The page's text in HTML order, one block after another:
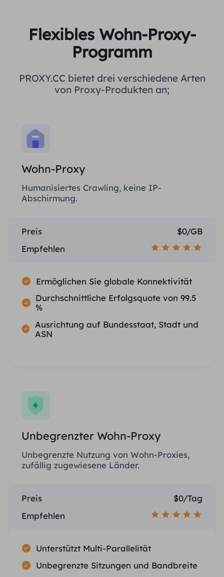
Flexibles Wohn-Proxy-
Programm
PROXY.CC bietet drei verschiedene Arten
von Proxy-Produkten an;
Wohn-Proxy
Humanisiertes Crawling, keine IP-
Abschirmung.
Preis
$0/GB
Empfehlen
Ermöglichen Sie globale Konnektivität
Durchschnittliche Erfolgsquote von 99.5
%
Ausrichtung auf Bundesstaat, Stadt und
ASN
Unbegrenzter Wohn-Proxy
Unbegrenzte Nutzung von Wohn-Proxies,
zufällig zugewiesene Länder.
Preis
$0/Tag
Empfehlen
Unterstützt Multi-Parallelität
Unbegrenzte Sitzungen und Bandbreite